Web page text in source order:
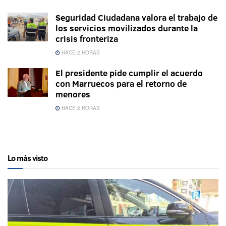
Seguridad Ciudadana valora el trabajo de
los servicios movilizados durante la
crisis fronteriza
HACE 2 HORAS
El presidente pide cumplir el acuerdo
con Marruecos para el retorno de
menores
HACE 2 HORAS
Lo más visto